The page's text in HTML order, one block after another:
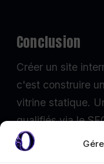
Conclusion
Créer un site
c'est construire
vitrine statique.
qualifiés via le
contenu structuré
convertit via un